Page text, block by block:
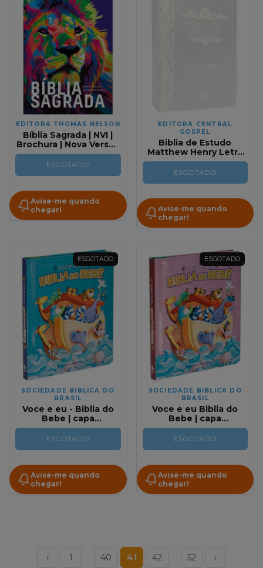
EDITORA THOMAS NELSON
Bíblia Sagrada | NVI |
Brochura | Nova Versão
Internacional | Leão
Pop
ESGOTADO
Avise-me quando
chegar!
EDITORA CENTRAL
GOSPEL
Biblia de Estudo
Matthew Henry Letra
Normal ARC | Capa
Preta Luxo
ESGOTADO
Avise-me quando
chegar!
ESGOTADO
SOCIEDADE BIBLICA DO
BRASIL
Voce e eu - Biblia do
Bebe | capa
almofadada Azul
ESGOTADO
Avise-me quando
chegar!
ESGOTADO
SOCIEDADE BIBLICA DO
BRASIL
Voce e eu Biblia do
Bebe | capa
almofadada Rosa
ESGOTADO
Avise-me quando
chegar!
‹ 1 … 40 41 42 … 52 ›